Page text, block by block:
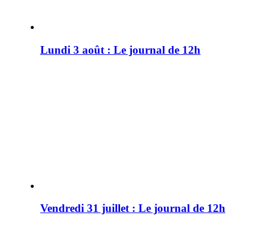
Lundi 3 août : Le journal de 12h
Vendredi 31 juillet : Le journal de 12h